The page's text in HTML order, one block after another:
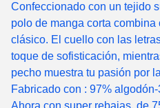
Confeccionado con un tejido
polo de manga corta
clásico. El cuello con las
toque de sofisticación,
pecho muestra tu pasión por
Fabricado con : 97%
Ahora con super rebajas, de